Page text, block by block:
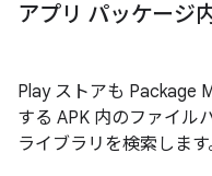
アプリ パッケージ
Play ストアも Package
する APK 内のファイル
ライブラリを検索します